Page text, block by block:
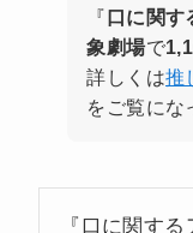
『口に関す
象劇場で
詳しくは推
をご覧にな
『口に関す